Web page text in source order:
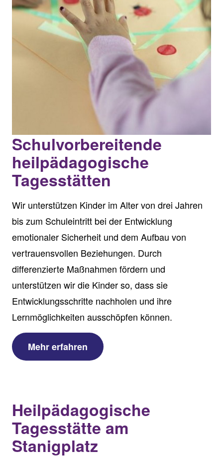
Schulvorbereitende
heilpädagogische
Tagesstätten
Wir unterstützen Kinder im Alter von drei Jahren
bis zum Schuleintritt bei der Entwicklung
emotionaler Sicherheit und dem Aufbau von
vertrauensvollen Beziehungen. Durch
differenzierte Maßnahmen fördern und
unterstützen wir die Kinder so, dass sie
Entwicklungsschritte nachholen und ihre
Lernmöglichkeiten ausschöpfen können.
Mehr erfahren
Heilpädagogische
Tagesstätte am
Stanigplatz